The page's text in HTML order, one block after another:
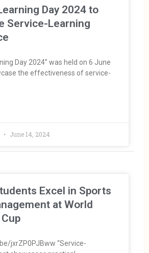
Day 2024 to
Service-Learning
Day 2024” was held on 6 June
the effectiveness of service-
June 14, 2024
Excel in Sports
at World
jxrZP0PJBww “Service-